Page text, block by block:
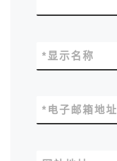
显示名称
*
电子邮箱地址
*